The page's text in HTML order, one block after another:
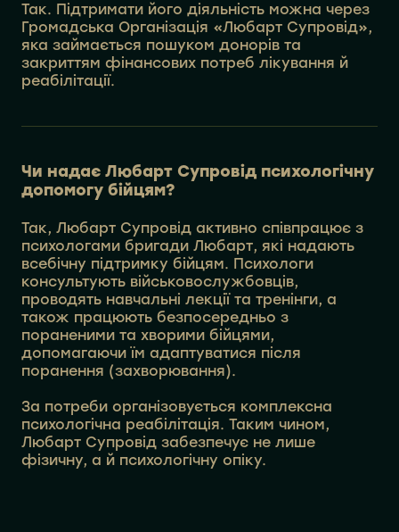
Так. Підтримати його діяльність можна через
Громадська Організація «Любарт Супровід»,
яка займається пошуком донорів та
закриттям фінансових потреб лікування й
реабілітації.
Чи надає Любарт Супровід психологічну
допомогу бійцям?
Так, Любарт Супровід активно співпрацює з
психологами бригади Любарт, які надають
всебічну підтримку бійцям. Психологи
консультують військовослужбовців,
проводять навчальні лекції та тренінги, а
також працюють безпосередньо з
пораненими та хворими бійцями,
допомагаючи їм адаптуватися після
поранення (захворювання).
За потреби організовується комплексна
психологічна реабілітація. Таким чином,
Любарт Супровід забезпечує не лише
фізичну, а й психологічну опіку.